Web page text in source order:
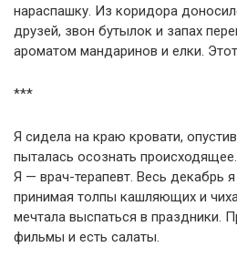
нараспашку. Из коридора
друзей, звон бутылок и запах
ароматом мандаринов и елки.
***
Я сидела на краю кровати,
пыталась осознать происходящее.
Я — врач-терапевт. Весь декабрь
принимая толпы кашляющих и
мечтала выспаться в праздники.
фильмы и есть салаты.